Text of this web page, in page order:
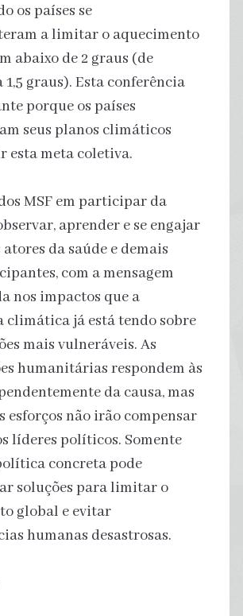
os países se
a limitar o aquecimento
abaixo de 2 graus (de
graus). Esta conferência
porque os países
seus planos climáticos
esta meta coletiva.
MSF em participar da
aprender e se engajar
da saúde e demais
com a mensagem
nos impactos que a
climática já está tendo sobre
mais vulneráveis. As
humanitárias respondem às
da causa, mas
esforços não irão compensar
líderes políticos. Somente
concreta pode
soluções para limitar o
global e evitar
humanas desastrosas.